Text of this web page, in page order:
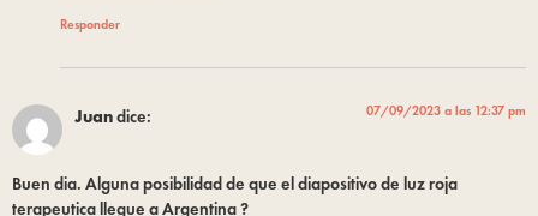
Responder
Juandice: 07/09/2023 a las 12:37 pm
Buen dia. Alguna posibilidad de que el diapositivo de luz roja
terapeutica llegue a Argentina ?